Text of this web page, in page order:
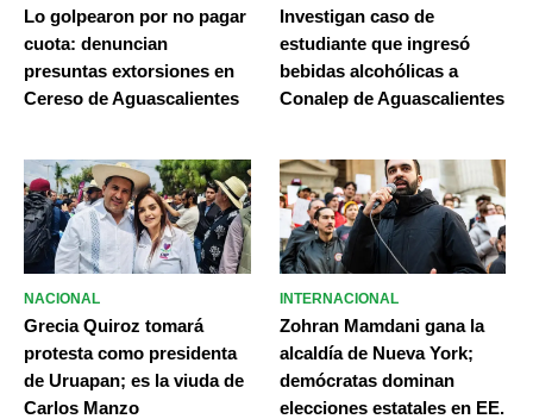
Lo golpearon por no pagar
cuota: denuncian
presuntas extorsiones en
Cereso de Aguascalientes
Investigan caso de
estudiante que ingresó
bebidas alcohólicas a
Conalep de Aguascalientes
NACIONAL
Grecia Quiroz tomará
protesta como presidenta
de Uruapan; es la viuda de
Carlos Manzo
INTERNACIONAL
Zohran Mamdani gana la
alcaldía de Nueva York;
demócratas dominan
elecciones estatales en EE.